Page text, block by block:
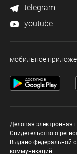
telegram
youtube
мобильное
Деловая электронная
Свидетельство о
Выдано федеральной
коммуникаций.